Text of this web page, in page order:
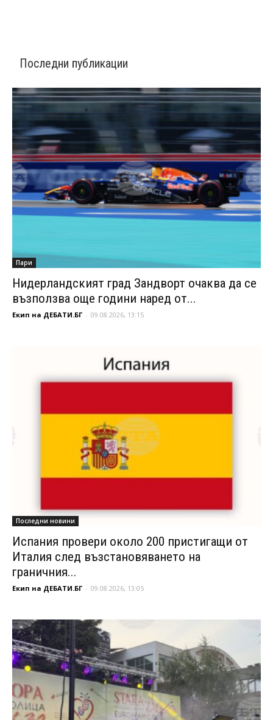
Последни публикации
Пари
Нидерландският град Зандворт очаква да се
възползва още години наред от...
Екип на ДЕБАТИ.БГ - 09.08.2026, 13:15
Последни новини
Испания провери около 200 пристигащи от
Италия след възстановяването на
граничния...
Екип на ДЕБАТИ.БГ - 09.08.2026, 13:05